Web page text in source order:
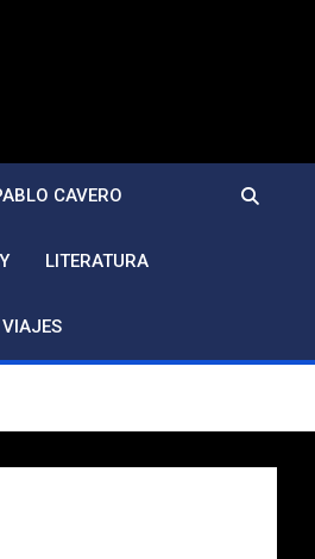
CAVERO
LITERATURA
VIAJES